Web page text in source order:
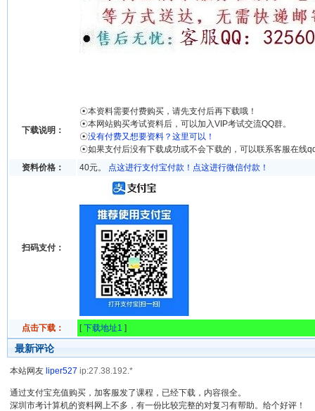
下载说明：
☉本资料需要付费购买，请先支付后再下载哦！
☉本网站购买考试资料后，可以加入VIP考试交流QQ群。
☉没有付费又想要资料？这里可以！
☉如果支付后没有下载成功或不会下载的，可以联系客服在线
资料价格：
40元。 点这进行支付宝付款！ 点这进行微信付款！
扫码支付：
点击下载： [下载地址1 ]
最新评论
本站网友 liper527 ip:27.38.192.*
通过支付宝充值购买，加客服发了课程，已经下载，内容很全。
深圳市考计算机的资料网上不多，有一份比较完整的对复习有帮助。给个好评！